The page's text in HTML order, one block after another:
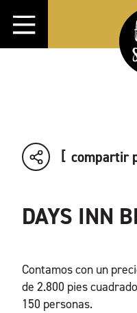
Ir al contenido
compartir
DAYS INN
Contamos con un
de 2.800 pies
150 personas.